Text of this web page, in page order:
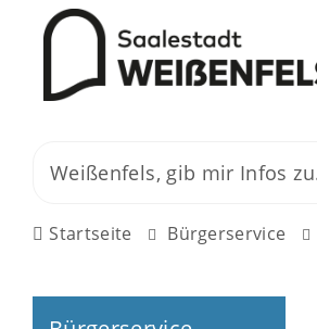
Startseite Bürgerservice